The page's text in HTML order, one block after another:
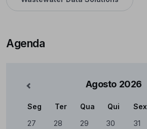
Agenda
Agosto 2026
Calendário
Seg Ter Qua Qui Sex
27 28 29 30 31